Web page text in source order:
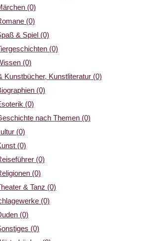
(0)
(0)
& Spiel (0)
(0)
(0)
Kunstbücher, Kunstliteratur (0)
(0)
(0)
nach Themen (0)
(0)
(0)
(0)
(0)
& Tanz (0)
(0)
(0)
(0)